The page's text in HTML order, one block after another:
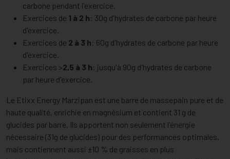
carbone pendant l'exercice.
Exercices de 1 à 2 h: 30g d'hydrates de carbone par heure
d'exercice.
Exercices de 2 à 3 h: 60g d'hydrates de carbone par heure
d'exercice.
Exercices >2,5 à 3 h: jusqu'à 90g d'hydrates de carbone
par heure d'exercice.
Le Etixx Energy Marzipan est une barre de massepain pure et de
haute qualité, enrichie en magnésium et contient 31 g de
glucides par barre. Ils apportent non seulement l'énergie
nécessaire (31g de glucides) pour des performances optimales,
mais contiennent aussi ±10 % de graisses en plus